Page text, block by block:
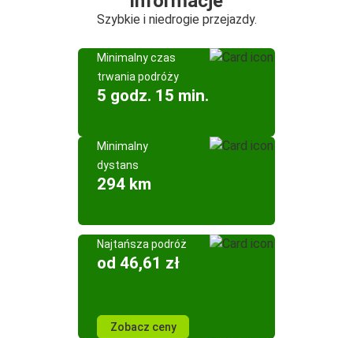
Szybkie i niedrogie przejazdy.
Minimalny czas
trwania podróży
5 godz. 15 min.
Minimalny
dystans
294 km
Najtańsza podróż
od 46,61 zł
Zobacz ceny